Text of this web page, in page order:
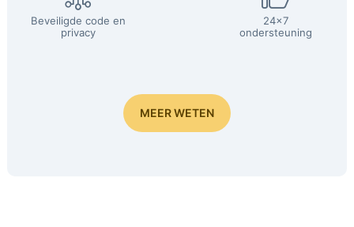
Beveiligde code en
privacy
24x7
ondersteuning
MEER WETEN